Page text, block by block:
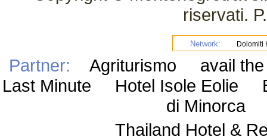
riservati.
Network: Dolomiti
Partner: Agriturismo
avail
Last Minute Hotel Isole Eolie
di Minorca
Thailand Hotel &